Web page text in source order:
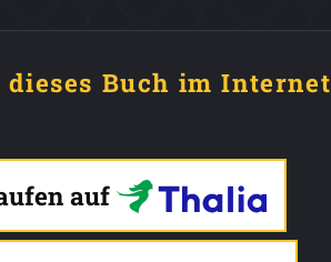
dieses Buch im Internet
auf